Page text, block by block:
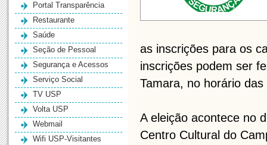
Portal Transparência
Restaurante
Saúde
Seção de Pessoal
Segurança e Acessos
Serviço Social
TV USP
Volta USP
Webmail
Wifi USP-Visitantes
as inscrições para os
inscrições podem ser
Tamara, no horário
A eleição acontece no
Centro Cultural do